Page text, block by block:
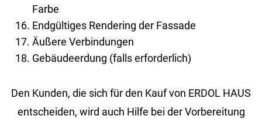
Farbe
Endgültiges Rendering der Fassade
Äußere Verbindungen
Gebäudeerdung (falls erforderlich)
Den Kun­den, die sich für den Kauf von ERDOL HAUS
ent­schei­den, wird auch Hilfe bei der Vor­be­rei­tung